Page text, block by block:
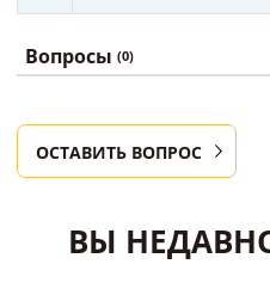
Вопросы (0)
ОСТАВИТЬ ВОПРОС
ВЫ